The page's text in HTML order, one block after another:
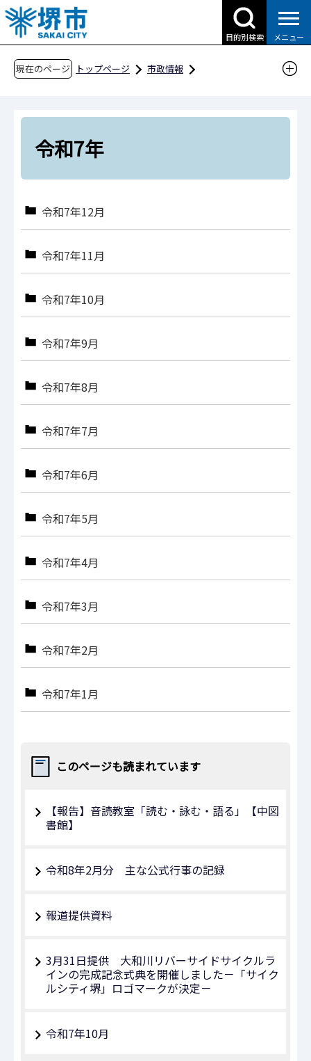
こ
の
ペ
目的別検索 メニュー
現在のページ トップページ
市政情報
報道提供資料
過去の報道提供資料
令和7年
令和7年
令和7年12月
令和7年11月
令和7年10月
令和7年9月
令和7年8月
令和7年7月
令和7年6月
令和7年5月
令和7年4月
令和7年3月
令和7年2月
令和7年1月
このページも読まれています
【報告】音読教室「読む・詠む・語る」【中図
書館】
令和8年2月分 主な公式行事の記録
報道提供資料
3月31日提供 大和川リバーサイドサイクルラ
インの完成記念式典を開催しました－「サイク
ルシティ堺」ロゴマークが決定－
令和7年10月